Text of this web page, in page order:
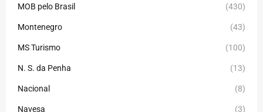
MOB pelo Brasil (430)
Montenegro (43)
MS Turismo (100)
N. S. da Penha (13)
Nacional (8)
Navesa (3)